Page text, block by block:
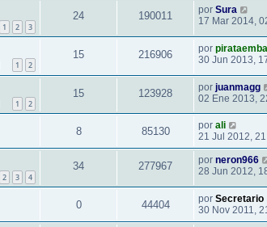
1 2 3
24 190011 por Sura
17 Mar 2014,
1 2
15 216906 por
30 Jun 2013,
1 2
15 123928 por juanmagg
02 Ene 2013,
8 85130 por ali
21 Jul 2012,
2 3 4
34 277967 por neron966
28 Jun 2012,
0 44404 por Secretario
30 Nov 2011,